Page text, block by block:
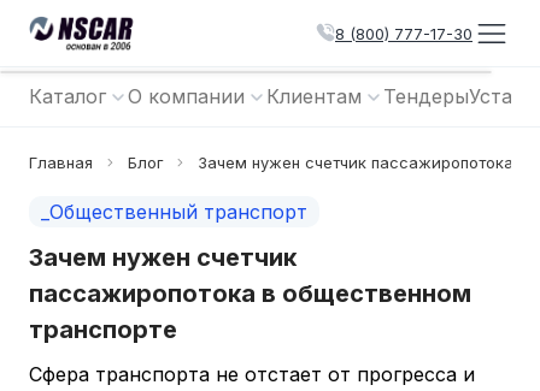
8 (800) 777-17-30
Каталог О компании Клиентам Тендеры
Главная Блог Зачем нужен счетчик пассажиропотока в
_Общественный транспорт
Зачем нужен счетчик
пассажиропотока в общественном
транспорте
Сфера транспорта не отстает от прогресса и